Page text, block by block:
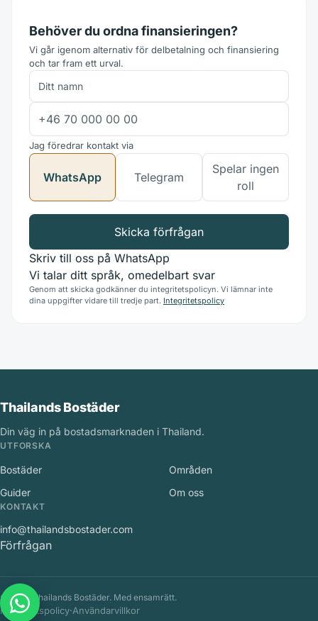
Behöver du ordna finansieringen?
Vi går igenom alternativ för delbetalning och finansiering
och tar fram ett urval.
Jag föredrar kontakt via
WhatsApp Telegram
Spelar ingen
roll
Skicka förfrågan
Skriv till oss på WhatsApp
Vi talar ditt språk, omedelbart svar
Genom att skicka godkänner du integritetspolicyn. Vi lämnar inte
dina uppgifter vidare till tredje part. Integritetspolicy
Thailands Bostäder
Din väg in på bostadsmarknaden i Thailand.
UTFORSKA
Bostäder
Områden
Guider
Om oss
KONTAKT
info@thailandsbostader.com
Förfrågan
© 2026 Thailands Bostäder. Med ensamrätt.
Integritetspolicy·Användarvillkor